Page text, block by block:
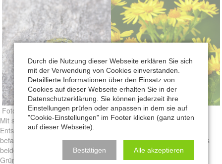
Foto: Pixabay
Mit steigenden Temperaturen häufen sich derzeit die Anfragen zur
Entsorgung von Jakobskreuzkraut und vom Buchsbaumzünsler
befallenen Buchsbäumen. Die AWG Bassum weist darauf hin, dass
beide Materialien nicht über die Biotonne, den Kompost oder die
Grünabfallannahme entsorgt werden dürfen.
Durch die Nutzung dieser Webseite erklären Sie sich
mit der Verwendung von Cookies einverstanden.
Detaillierte Informationen über den Einsatz von
Cookies auf dieser Webseite erhalten Sie in der
Datenschutzerklärung. Sie können jederzeit ihre
Einstellungen prüfen oder anpassen in dem sie auf
"Cookie-Einstellungen" im Footer klicken (ganz unten
auf dieser Webseite).
Bestätigen Alle akzeptieren